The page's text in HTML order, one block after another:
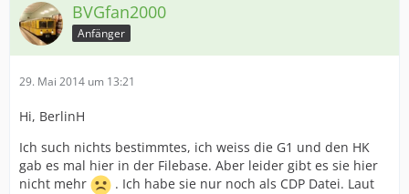
BVGfan2000
Anfänger
29. Mai 2014 um 13:21
Hi, BerlinH
Ich such nichts bestimmtes, ich weiss die G1 und den HK
gab es mal hier in der Filebase. Aber leider gibt es sie hier
nicht mehr
. Ich habe sie nur noch als CDP Datei. Laut